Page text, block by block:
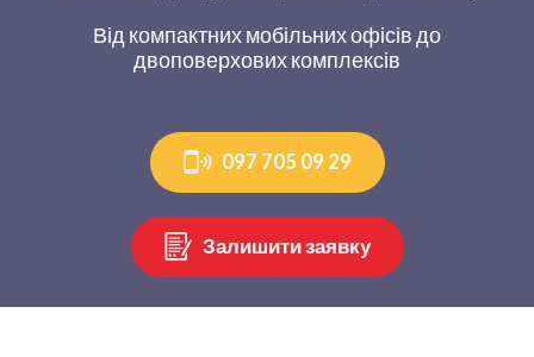
Від компактних мобільних офісів до
двоповерхових комплексів
097 705 09 29
Залишити заявку